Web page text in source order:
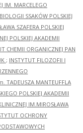
IM. MARCELEGO
SSAKÓW POLSKIEJ
SZAFERA POLSKIEJ
POLSKIEJ AKADEMII
CHEMII ORGANICZNEJ PAN
; INSTYTUT FILOZOFII I
TADEUSZA MANTEUFFLA
POLSKIEJ AKADEMII
IM.MIROSŁAWA
OCHRONY